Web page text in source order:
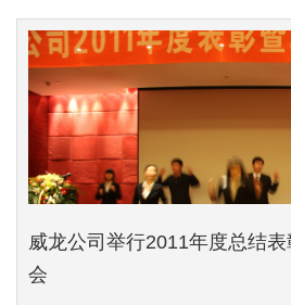
威龙公司举行2011年度总结
会